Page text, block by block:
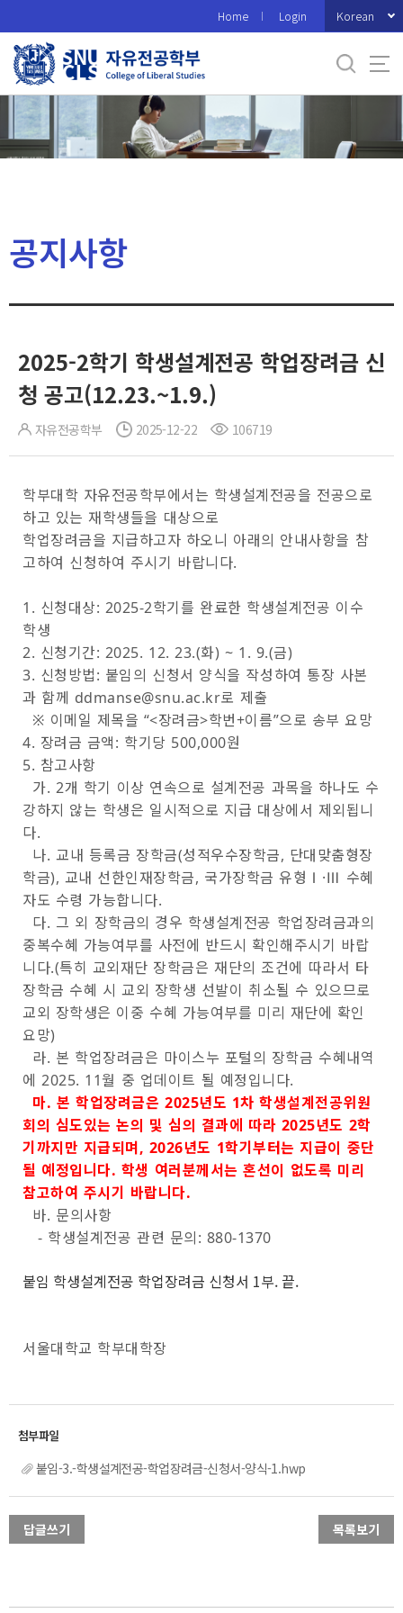
로
메
Home Login Korean
공지사항
2025-2학기 학생설계전공 학업장려금 신
청 공고(12.23.~1.9.)
자유전공학부 2025-12-22 106719
학부대학 자유전공학부에서는 학생설계전공을 전공으로
하고 있는 재학생들을 대상으로
학업장려금을 지급하고자 하오니 아래의 안내사항을 참
고하여 신청하여 주시기 바랍니다.
1. 신청대상: 2025-2학기를 완료한 학생설계전공 이수
학생
2. 신청기간: 2025. 12. 23.(화) ~ 1. 9.(금)
3. 신청방법: 붙임의 신청서 양식을 작성하여 통장 사본
과 함께 ddmanse@snu.ac.kr로 제출
※ 이메일 제목을 “<장려금>학번+이름”으로 송부 요망
4. 장려금 금액: 학기당 500,000원
5. 참고사항
가. 2개 학기 이상 연속으로 설계전공 과목을 하나도 수
강하지 않는 학생은 일시적으로 지급 대상에서 제외됩니
다.
나. 교내 등록금 장학금(성적우수장학금, 단대맞춤형장
학금), 교내 선한인재장학금, 국가장학금 유형Ⅰ·Ⅲ 수혜
자도 수령 가능합니다.
다. 그 외 장학금의 경우 학생설계전공 학업장려금과의
중복수혜 가능여부를 사전에 반드시 확인해주시기 바랍
니다.(특히 교외재단 장학금은 재단의 조건에 따라서 타
장학금 수혜 시 교외 장학생 선발이 취소될 수 있으므로
교외 장학생은 이중 수혜 가능여부를 미리 재단에 확인
요망)
라. 본 학업장려금은 마이스누 포털의 장학금 수혜내역
에 2025. 11월 중 업데이트 될 예정입니다.
마. 본 학업장려금은 2025년도 1차 학생설계전공위원
회의 심도있는 논의 및 심의 결과에 따라 2025년도 2학
기까지만 지급되며, 2026년도 1학기부터는 지급이 중단
될 예정입니다. 학생 여러분께서는 혼선이 없도록 미리
참고하여 주시기 바랍니다.
바. 문의사항
- 학생설계전공 관련 문의: 880-1370
붙임 학생설계전공 학업장려금 신청서 1부. 끝.
서울대학교 학부대학장
붙임-3.-학생설계전공-학업장려금-신청서-양식-1.hwp
답글쓰기 목록보기